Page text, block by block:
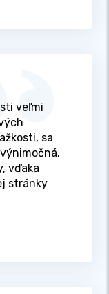
veľmi
sa
vďaka
stránky